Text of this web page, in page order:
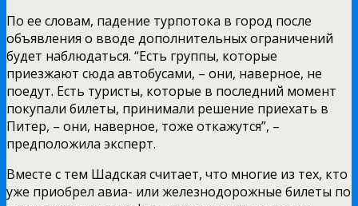
По ее словам, падение турпотока в город после
объявления о вводе дополнительных ограничений
будет наблюдаться. “Есть группы, которые
приезжают сюда автобусами, – они, наверное, не
поедут. Есть туристы, которые в последний момент
покупали билеты, принимали решение приехать в
Питер, – они, наверное, тоже откажутся”, –
предположила эксперт.
Вместе с тем Шадская считает, что многие из тех, кто
уже приобрел авиа- или железнодорожные билеты по